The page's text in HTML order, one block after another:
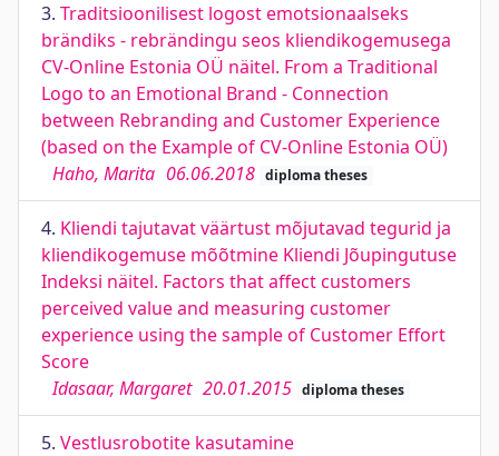
3. Traditsioonilisest logost emotsionaalseks
brändiks - rebrändingu seos kliendikogemusega
CV-Online Estonia OÜ näitel. From a Traditional
Logo to an Emotional Brand - Connection
between Rebranding and Customer Experience
(based on the Example of CV-Online Estonia OÜ)
Haho, Marita 06.06.2018 diploma theses
4. Kliendi tajutavat väärtust mõjutavad tegurid ja
kliendikogemuse mõõtmine Kliendi Jõupingutuse
Indeksi näitel. Factors that affect customers
perceived value and measuring customer
experience using the sample of Customer Effort
Score
Idasaar, Margaret 20.01.2015 diploma theses
5. Vestlusrobotite kasutamine